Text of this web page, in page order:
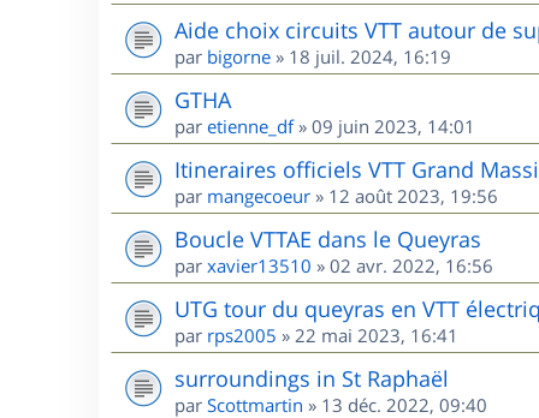
Aide choix circuits VTT autour de
par bigorne » 18 juil. 2024, 16:19
GTHA
par etienne_df» 09 juin 2023, 14:01
Itineraires officiels VTT Grand
par mangecoeur » 12 août 2023, 19:56
Boucle VTTAE dans le Queyras
par xavier13510 » 02 avr. 2022, 16:56
UTG tour du queyras en VTT
par rps2005 » 22 mai 2023, 16:41
surroundings in St Raphaël
par Scottmartin » 13 déc. 2022, 09:40